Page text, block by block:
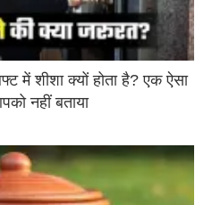
में शीशा क्यों होता है? एक ऐसा
नहीं बताया